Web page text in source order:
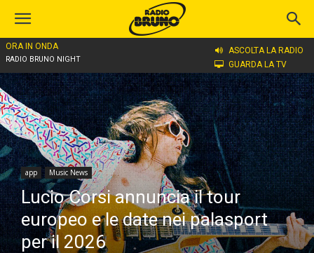
ORA IN ONDA
RADIO BRUNO NIGHT
ASCOLTA LA RADIO
GUARDA LA TV
Home
app Music News
Lucio Corsi annuncia il tour
europeo e le date nei palasport
per il 2026